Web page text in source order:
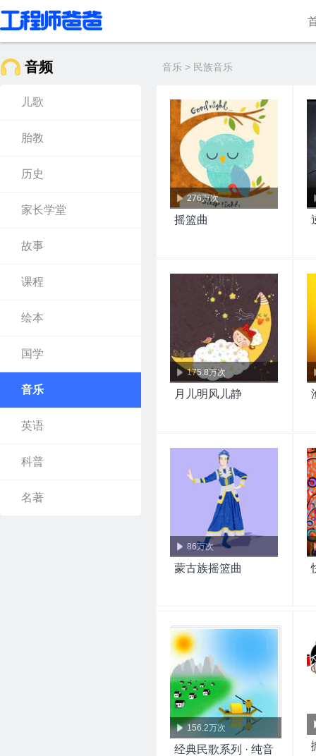
音频 音乐 > 民族音乐
儿歌
胎教
历史
家长学堂
故事
课程
绘本
国学
音乐
英语
科普
名著
276万次
摇篮曲
175.8万次
月儿明风儿静
86万次
蒙古族摇篮曲
156.2万次
经典民歌系列 · 纯音